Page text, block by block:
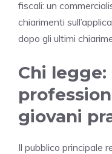
fiscali: un
chiarimenti
dopo gli ultimi
Chi
giovani
Il pubblico principale